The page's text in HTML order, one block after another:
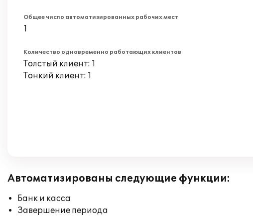
Общее число автоматизированных рабочих мест
1
Количество одновременно работающих клиентов
Толстый клиент: 1
Тонкий клиент: 1
Автоматизированы следующие функции:
Банк и касса
Завершение периода